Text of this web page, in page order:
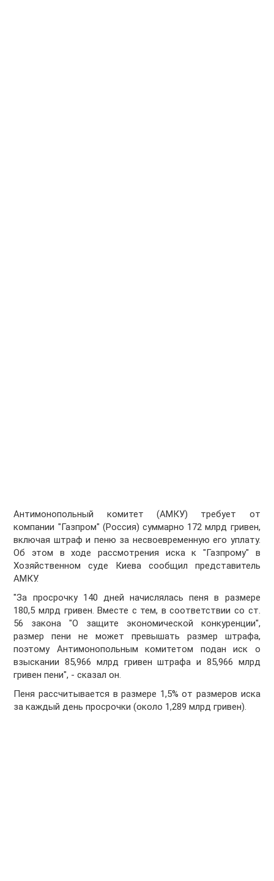
Антимонопольный комитет (АМКУ) требует от
компании "Газпром" (Россия) суммарно 172 млрд гривен,
включая штраф и пеню за несвоевременную его уплату.
Об этом в ходе рассмотрения иска к "Газпрому" в
Хозяйственном суде Киева сообщил представитель
АМКУ.
"За просрочку 140 дней начислялась пеня в размере
180,5 млрд гривен. Вместе с тем, в соответствии со ст.
56 закона "О защите экономической конкуренции",
размер пени не может превышать размер штрафа,
поэтому Антимонопольным комитетом подан иск о
взыскании 85,966 млрд гривен штрафа и 85,966 млрд
гривен пени", - сказал он.
Пеня рассчитывается в размере 1,5% от размеров иска
за каждый день просрочки (около 1,289 млрд гривен).